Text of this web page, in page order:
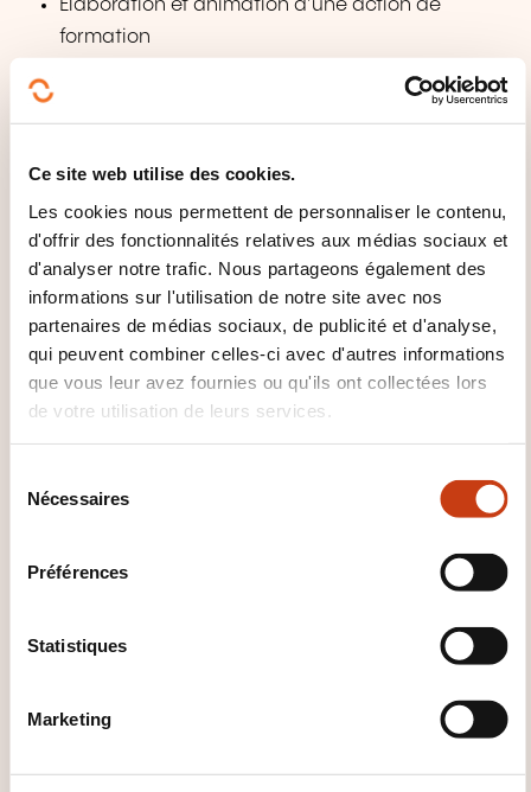
Ce site web utilise des cookies.
Les cookies nous permettent de personnaliser le contenu,
d'offrir des fonctionnalités relatives aux médias sociaux et
d'analyser notre trafic. Nous partageons également des
informations sur l'utilisation de notre site avec nos
partenaires de médias sociaux, de publicité et d'analyse,
qui peuvent combiner celles-ci avec d'autres informations
que vous leur avez fournies ou qu'ils ont collectées lors
de votre utilisation de leurs services.
Nécessaires
Préférences
Statistiques
Marketing
Elaboration et animation d’une action de
formation
Bloc 4 – Création, gestion et développement de son
activité de Coach professionnel – 2 jours
Faire savoir son savoir-faire et être choisi
Entreprendre en TPE ou en libéral
QUELLES MÉTHODES
PÉDAGOGIQUES SONT UTILISÉES
?
Executive center: espace dédié à la formation
Accès WIFI
Accès aux ressources documentaires ICN
COMMENT L’ÉVALUATION EST-